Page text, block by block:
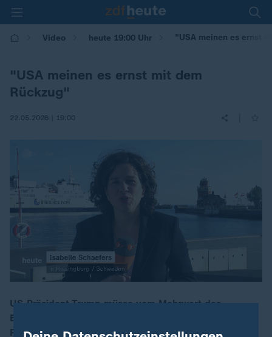
Video heute 19:00 Uhr "USA meinen es ernst
"USA meinen es ernst mit dem
Rückzug"
22.05.2026 | 19:00
US-Präsident Trump müsse vom Mehrwert des
Bündnisses überzeugt werden, so US-Außenminister
Rubio beim Treffen der NATO-Außenminister in